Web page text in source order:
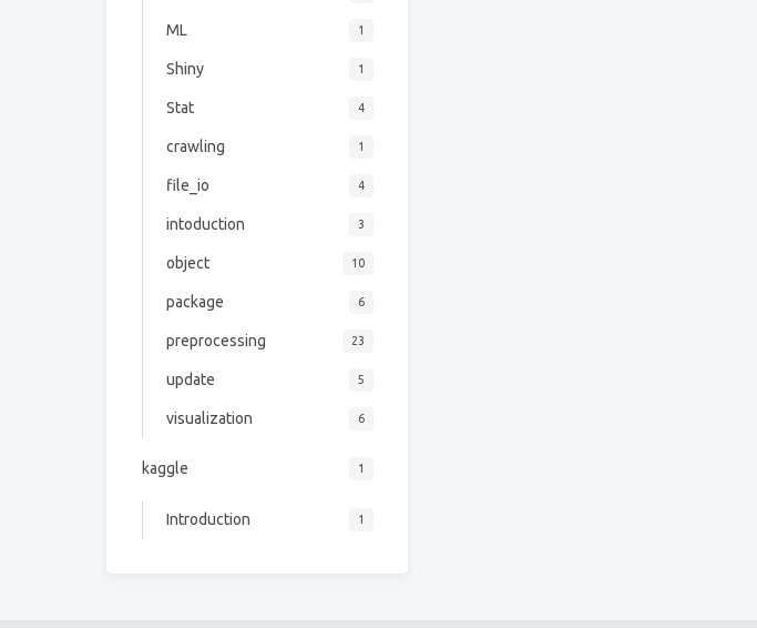
ML 1
Shiny 1
Stat 4
crawling 1
file_io 4
intoduction 3
object 10
package 6
preprocessing 23
update 5
visualization 6
kaggle 1
Introduction 1